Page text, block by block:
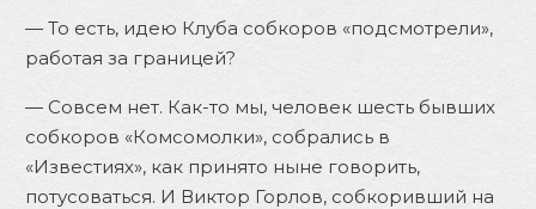
— То есть, идею Клуба собкоров «подсмотрели»,
работая за границей?
— Совсем нет. Как-то мы, человек шесть бывших
собкоров «Комсомолки», собрались в
«Известиях», как принято ныне говорить,
потусоваться. И Виктор Горлов, собкоривший на